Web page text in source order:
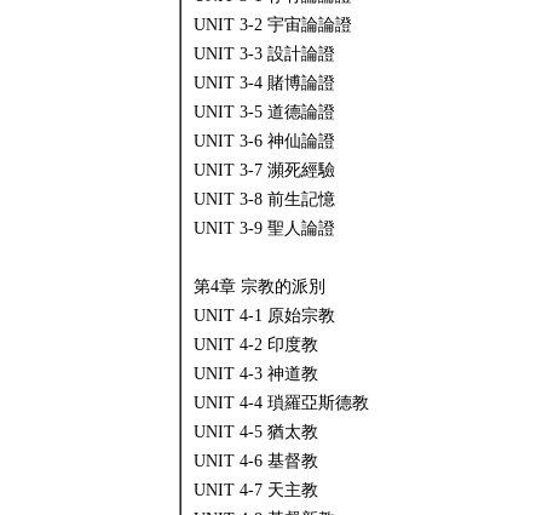
UNIT 3-2 宇宙論論證
UNIT 3-3 設計論證
UNIT 3-4 賭博論證
UNIT 3-5 道德論證
UNIT 3-6 神仙論證
UNIT 3-7 瀕死經驗
UNIT 3-8 前生記憶
UNIT 3-9 聖人論證
第4章 宗教的派別
UNIT 4-1 原始宗教
UNIT 4-2 印度教
UNIT 4-3 神道教
UNIT 4-4 瑣羅亞斯德教
UNIT 4-5 猶太教
UNIT 4-6 基督教
UNIT 4-7 天主教